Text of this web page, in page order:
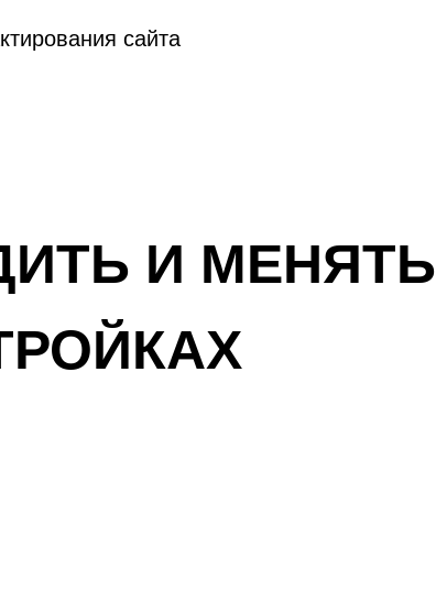
сайта
И МЕНЯТЬ